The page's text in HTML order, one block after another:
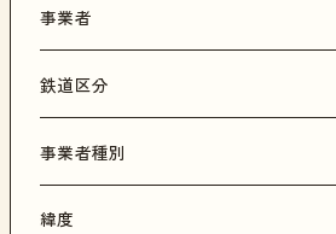
事業者
鉄道区分
事業者種別
緯度